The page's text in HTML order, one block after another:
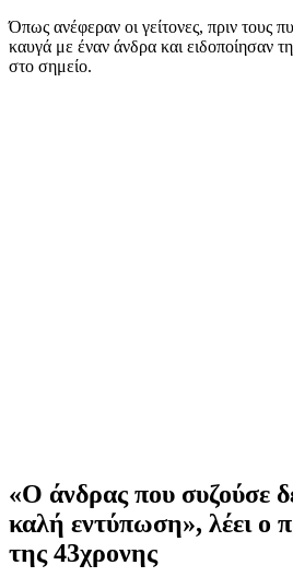
Όπως ανέφεραν οι γείτονες, πριν τους
καυγά με έναν άνδρα και ειδοποίησαν
στο σημείο.
«Ο άνδρας που συζούσε
καλή εντύπωση», λέει ο
της 43χρονης